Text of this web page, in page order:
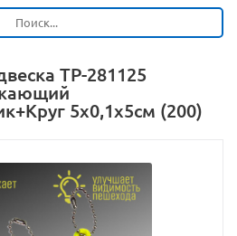
ТР-281125
5х0,1х5см (200)